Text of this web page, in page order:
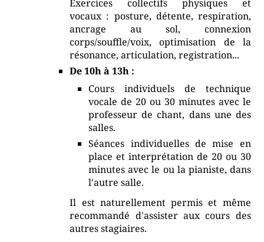
Exercices collectifs physiques et
vocaux : posture, détente, respiration,
ancrage au sol, connexion
corps/souffle/voix, optimisation de la
résonance, articulation, registration...
De 10h à 13h :
Cours individuels de technique
vocale de 20 ou 30 minutes avec le
professeur de chant, dans une des
salles.
Séances individuelles de mise en
place et interprétation de 20 ou 30
minutes avec le ou la pianiste, dans
l'autre salle.
Il est naturellement permis et même
recommandé d'assister aux cours des
autres stagiaires.